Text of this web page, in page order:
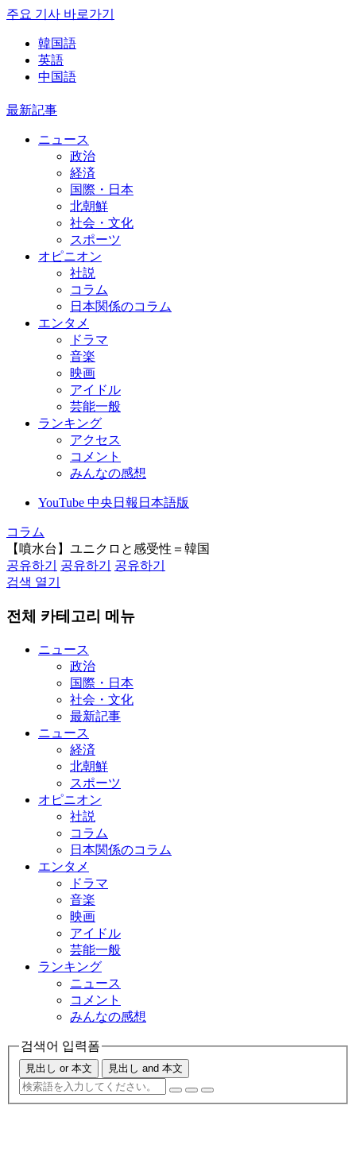
주요 기사 바로가기
韓国語
英語
中国語
最新記事
ニュース
政治
経済
国際・日本
北朝鮮
社会・文化
スポーツ
オピニオン
社説
コラム
日本関係のコラム
エンタメ
ドラマ
音楽
映画
アイドル
芸能一般
ランキング
アクセス
コメント
みんなの感想
YouTube 中央日報日本語版
コラム
【噴水台】ユニクロと感受性＝韓国
공유하기
공유하기
공유하기
검색 열기
전체 카테고리 메뉴
ニュース
政治
国際・日本
社会・文化
最新記事
ニュース
経済
北朝鮮
スポーツ
オピニオン
社説
コラム
日本関係のコラム
エンタメ
ドラマ
音楽
映画
アイドル
芸能一般
ランキング
ニュース
コメント
みんなの感想
검색어 입력폼
見出し or 本文 見出し and 本文